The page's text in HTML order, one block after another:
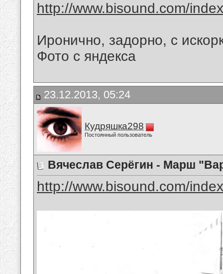
http://www.bisound.com/
Иронично, задорно, с
Фото с яндекса
23.12.2013, 05:24
Кудряшка298
Постоянный пользователь
Вячеслав Серёгин - Марш
http://www.bisound.com/